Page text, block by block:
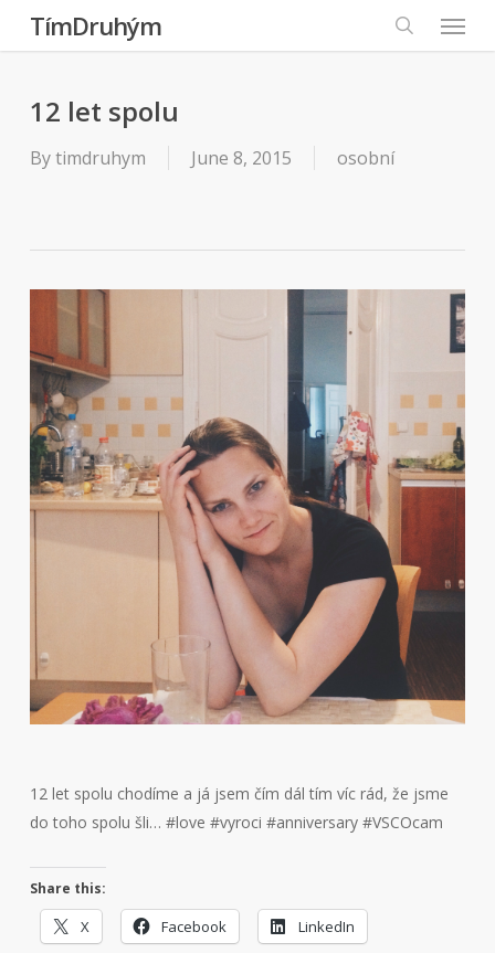
content
TímDruhým
search
Menu
12 let spolu
Bytimdruhym June 8, 2015 osobní
12 let spolu chodíme a já jsem čím dál tím víc rád, že jsme
do toho spolu šli… #love #vyroci #anniversary #VSCOcam
Share this:
X Facebook LinkedIn